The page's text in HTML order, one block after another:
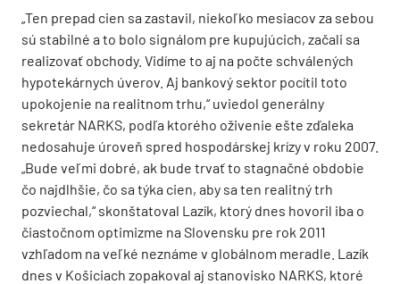
„Ten prepad cien sa zastavil, niekoľko mesiacov za sebou
sú stabilné a to bolo signálom pre kupujúcich, začali sa
realizovať obchody. Vidíme to aj na počte schválených
hypotekárnych úverov. Aj bankový sektor pocítil toto
upokojenie na realitnom trhu,“ uviedol generálny
sekretár NARKS, podľa ktorého oživenie ešte zďaleka
nedosahuje úroveň spred hospodárskej krízy v roku 2007.
„Bude veľmi dobré, ak bude trvať to stagnačné obdobie
čo najdlhšie, čo sa týka cien, aby sa ten realitný trh
pozviechal,“ skonštatoval Lazík, ktorý dnes hovoril iba o
čiastočnom optimizme na Slovensku pre rok 2011
vzhľadom na veľké neznáme v globálnom meradle. Lazík
dnes v Košiciach zopakoval aj stanovisko NARKS, ktoré